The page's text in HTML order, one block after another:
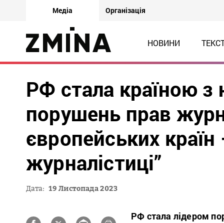
Медіа Організація
НОВИНИ
РФ стала країною з
порушень прав
європейських країн
журналістиці”
Дата: 19 Листопада 2023
РФ стала лідером